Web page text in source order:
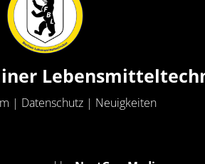
| Datenschutz| Neuigkeiten